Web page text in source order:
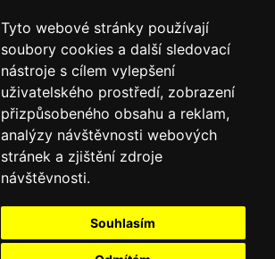
Tyto webové stránky používají
soubory cookies a další sledovací
nástroje s cílem vylepšení
uživatelského prostředí, zobrazení
přizpůsobeného obsahu a reklam,
analýzy návštěvnosti webových
stránek a zjištění zdroje
návštěvnosti.
Souhlasím